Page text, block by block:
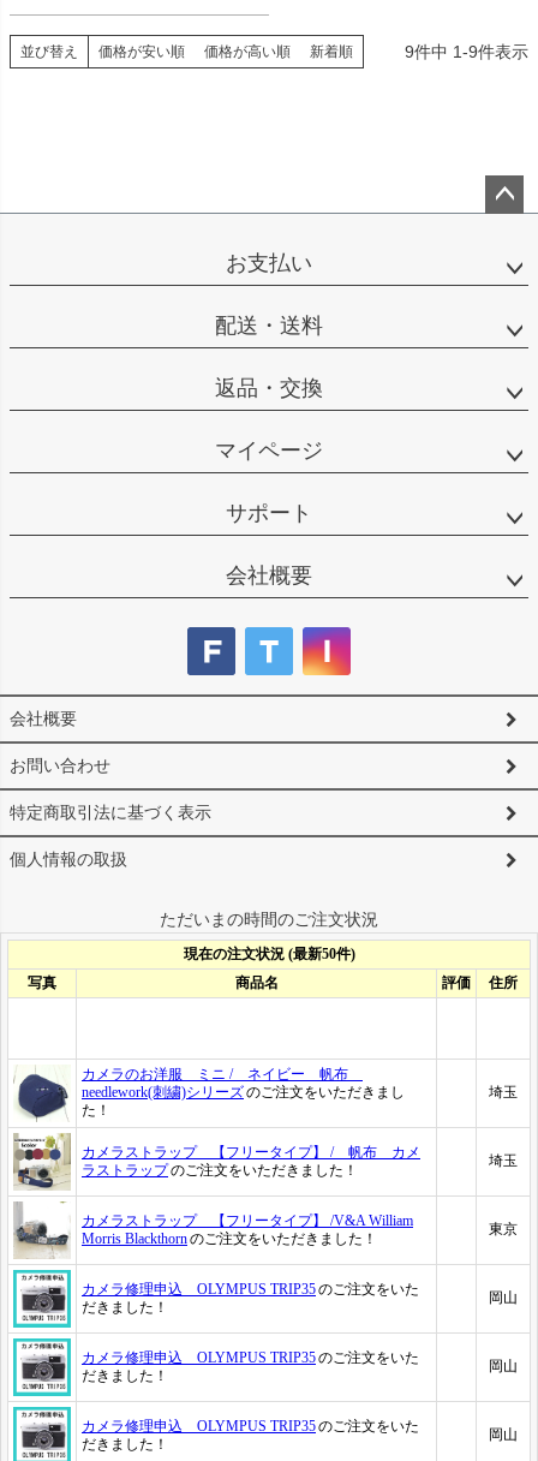
並び替え 価格が安い順 価格が高い順 新着順 9件中 1-9件表示
ップ
お支払い
配送・送料
返品・交換
マイページ
サポート
会社概要
会社概要
お問い合わせ
特定商取引法に基づく表示
個人情報の取扱
ただいまの時間のご注文状況